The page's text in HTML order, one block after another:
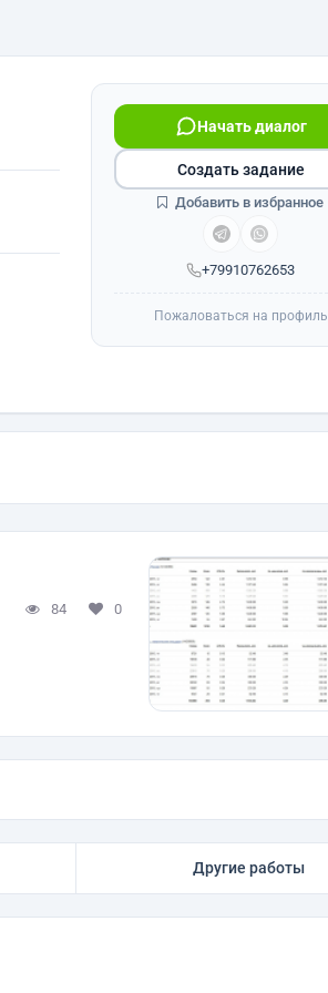
+79910762653
Начать диалог
Создать задание
Добавить в избранное
Пожаловаться на профиль
84 0
Другие работы